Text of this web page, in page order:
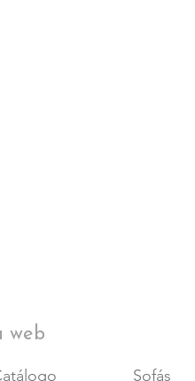
web
Sofás